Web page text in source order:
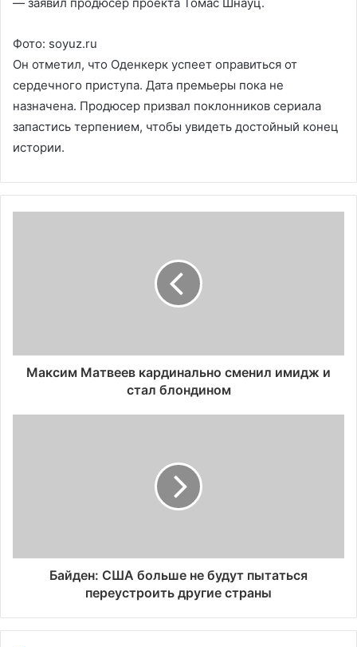
Фото: soyuz.ru
Он отметил, что Оденкерк успеет оправиться от
сердечного приступа. Дата премьеры пока не
назначена. Продюсер призвал поклонников сериала
запастись терпением, чтобы увидеть достойный конец
истории.
Максим Матвеев кардинально сменил имидж и
стал блондином
Байден: США больше не будут пытаться
переустроить другие страны